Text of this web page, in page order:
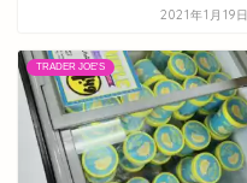
2021年1月19日
TRADER JOE'S